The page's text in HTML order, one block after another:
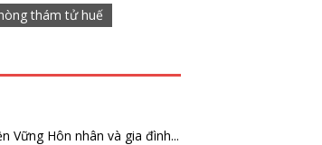
thám tử huế
Vững Hôn nhân và gia đình...